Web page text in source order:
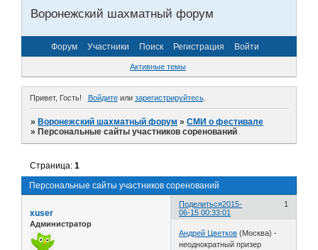
Воронежский шахматный форум
Форум Участники Поиск Регистрация Войти
Активные темы
Привет, Гость! Войдитеили зарегистрируйтесь.
»Воронежский шахматный форум »СМИ о фестивале
»Персональные сайты участников соренований
Персональные сайты участников соренований
Страница:1
Поделиться 1
2015-
06-15 00:33:01
xuser
Администратор
Андрей Цветков (Москва) -
неоднократный призер